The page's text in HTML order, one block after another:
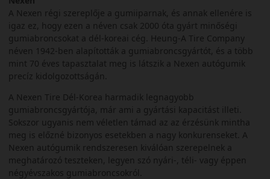
A Nexen régi szereplője a gumiiparnak, és annak ellenére is
igaz ez, hogy ezen a néven csak 2000 óta gyárt minőségi
gumiabroncsokat a dél-koreai cég. Heung-A Tire Company
néven 1942-ben alapították a gumiabroncsgyártót, és a több
mint 70 éves tapasztalat meg is látszik a Nexen autógumik
precíz kidolgozottságán.
A Nexen Tire Dél-Korea harmadik legnagyobb
gumiabroncsgyártója, már ami a gyártási kapacitást illeti.
Sokszor ugyanis nem véletlen támad az az érzésünk mintha
meg is előzné bizonyos esetekben a nagy konkurenseket. A
Nexen autógumik rendszeresen kiválóan szerepelnek a
meghatározó teszteken, legyen szó nyári-, téli- vagy éppen
négyévszakos gumiabroncsokról.